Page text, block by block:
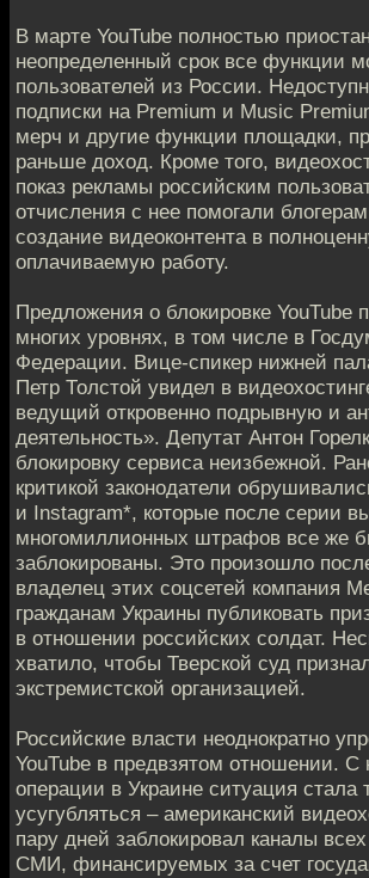
В марте YouTube полностью
неопределенный срок все функции
пользователей из России.
подписки на Premium и Music
мерч и другие функции площадки,
раньше доход. Кроме того,
показ рекламы российским
отчисления с нее помогали
создание видеоконтента в
оплачиваемую работу.
Предложения о блокировке YouTube
многих уровнях, в том числе в
Федерации. Вице-спикер нижней
Петр Толстой увидел в
ведущий откровенно подрывную и
деятельность». Депутат Антон
блокировку сервиса неизбежной.
критикой законодатели
и Instagram*, которые после серии
многомиллионных штрафов все же
заблокированы. Это произошло
владелец этих соцсетей компания
гражданам Украины публиковать
в отношении российских солдат.
хватило, чтобы Тверской суд
экстремистской организацией.
Российские власти неоднократно
YouTube в предвзятом отношении. С
операции в Украине ситуация стала
усугубляться – американский
пару дней заблокировал каналы
СМИ, финансируемых за счет